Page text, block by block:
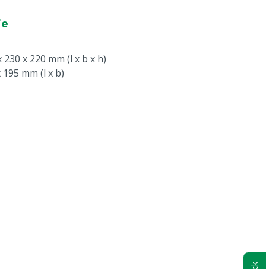
x 220 mm (l x b x h)
mm (l x b)